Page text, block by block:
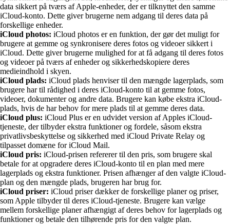
data sikkert på tværs af Apple-enheder, der er tilknyttet den samme
iCloud-konto. Dette giver brugerne nem adgang til deres data på
forskellige enheder.
iCloud photos: iCloud photos er en funktion, der gør det muligt for
brugere at gemme og synkronisere deres fotos og videoer sikkert i
iCloud. Dette giver brugerne mulighed for at få adgang til deres fotos
og videoer på tværs af enheder og sikkerhedskopiere deres
medieindhold i skyen.
iCloud plads: iCloud plads henviser til den mængde lagerplads, som
brugere har til rådighed i deres iCloud-konto til at gemme fotos,
videoer, dokumenter og andre data. Brugere kan købe ekstra iCloud-
plads, hvis de har behov for mere plads til at gemme deres data.
iCloud plus: iCloud Plus er en udvidet version af Apples iCloud-
tjeneste, der tilbyder ekstra funktioner og fordele, såsom ekstra
privatlivsbeskyttelse og sikkerhed med iCloud Private Relay og
tilpasset domæne for iCloud Mail.
iCloud pris: iCloud-prisen refererer til den pris, som brugere skal
betale for at opgradere deres iCloud-konto til en plan med mere
lagerplads og ekstra funktioner. Prisen afhænger af den valgte iCloud-
plan og den mængde plads, brugeren har brug for.
iCloud priser: iCloud priser dækker de forskellige planer og priser,
som Apple tilbyder til deres iCloud-tjeneste. Brugere kan vælge
mellem forskellige planer afhængigt af deres behov for lagerplads og
funktioner og betale den tilhørende pris for den valgte plan.